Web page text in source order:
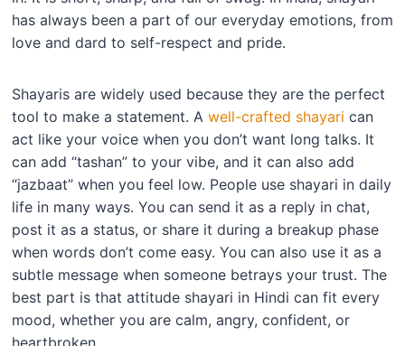
has always been a part of our everyday emotions, from
love and dard to self-respect and pride.
Shayaris are widely used because they are the perfect
tool to make a statement. A well-crafted shayari can
act like your voice when you don’t want long talks. It
can add “tashan” to your vibe, and it can also add
“jazbaat” when you feel low. People use shayari in daily
life in many ways. You can send it as a reply in chat,
post it as a status, or share it during a breakup phase
when words don’t come easy. You can also use it as a
subtle message when someone betrays your trust. The
best part is that attitude shayari in Hindi can fit every
mood, whether you are calm, angry, confident, or